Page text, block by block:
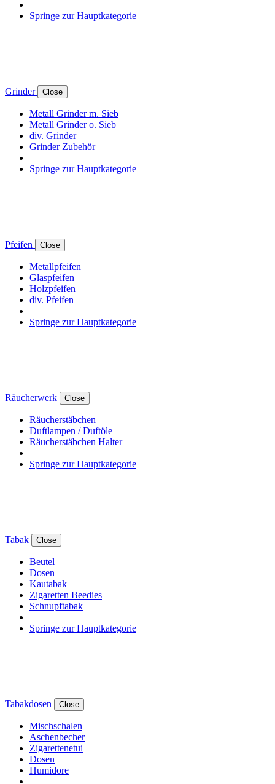
Springe zur Hauptkategorie
Grinder Close
Metall Grinder m. Sieb
Metall Grinder o. Sieb
div. Grinder
Grinder Zubehör
Springe zur Hauptkategorie
Pfeifen Close
Metallpfeifen
Glaspfeifen
Holzpfeifen
div. Pfeifen
Springe zur Hauptkategorie
Räucherwerk Close
Räucherstäbchen
Duftlampen / Duftöle
Räucherstäbchen Halter
Springe zur Hauptkategorie
Tabak Close
Beutel
Dosen
Kautabak
Zigaretten Beedies
Schnupftabak
Springe zur Hauptkategorie
Tabakdosen Close
Mischschalen
Aschenbecher
Zigarettenetui
Dosen
Humidore